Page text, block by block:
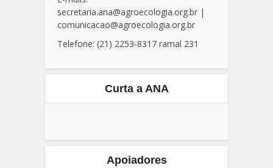
E-mails:
secretaria.ana@agroecologia.org.br
|
comunicacao@agroecologia.org.br
Telefone: (21) 2253-8317 ramal 231